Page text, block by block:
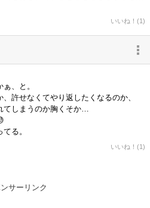
いいね！(1)
、と。
許せなくてやり返したくなるのか、
てしまうのか胸くそか…
る。
いいね！(1)
サーリンク